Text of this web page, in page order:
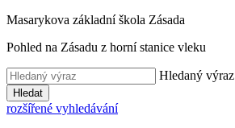
Masarykova základní škola Zásada
Pohled na Zásadu z horní stanice vleku
Hledaný výraz
Hledat
rozšířené vyhledávání